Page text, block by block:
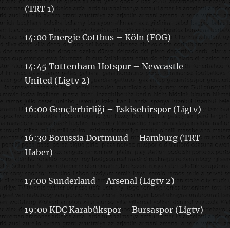
(TRT 1)
14:00 Energie Cottbus – Köln (FOG)
14:45 Tottenham Hotspur – Newcastle
United (Ligtv 2)
16:00 Gençlerbirliği – Eskişehirspor (Ligtv)
16:30 Borussia Dortmund – Hamburg (TRT
Haber)
17:00 Sunderland – Arsenal (Ligtv 2)
19:00 KDÇ Karabükspor – Bursaspor (Ligtv)